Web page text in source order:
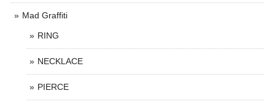
Mad Graffiti
RING
NECKLACE
PIERCE